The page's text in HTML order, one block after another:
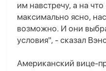
им навстречу, а на
максимально ясно,
возможно. И они
условия", - сказал
Американский вице-